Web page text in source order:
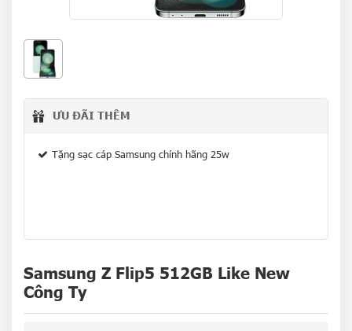
ƯU ĐÃI THÊM
Tặng sạc cáp Samsung chính hãng 25w
Samsung Z Flip5 512GB Like New
Công Ty